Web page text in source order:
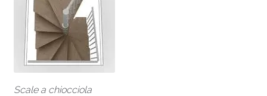
Scale a chiocciola